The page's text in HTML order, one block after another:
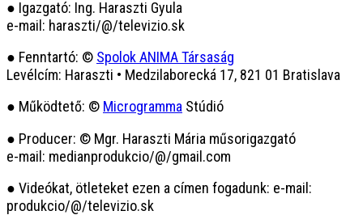
● Igazgató: Ing. Haraszti Gyula
e-mail: haraszti/@/televizio.sk
● Fenntartó: © Spolok ANIMA Társaság
Levélcím: Haraszti • Medzilaborecká 17, 821 01 Bratislava
● Működtető: © Microgramma Stúdió
● Producer: © Mgr. Haraszti Mária műsorigazgató
e-mail: medianprodukcio/@/gmail.com
● Videókat, ötleteket ezen a címen fogadunk: e-mail:
produkcio/@/televizio.sk